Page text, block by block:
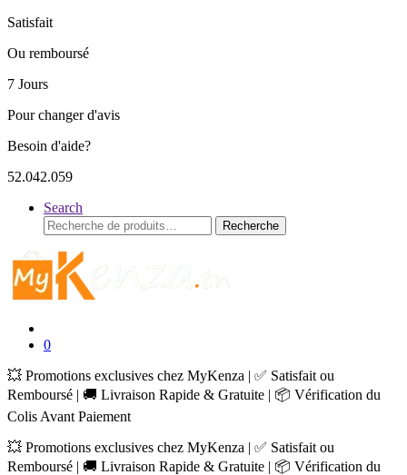
Satisfait
Ou remboursé
7 Jours
Pour changer d'avis
Besoin d'aide?
52.042.059
Search
Recherche
pour :
Recherche
0
💥 Promotions exclusives chez MyKenza | ✅ Satisfait ou
Remboursé | 🚚 Livraison Rapide & Gratuite | 📦 Vérification du
Colis Avant Paiement
💥 Promotions exclusives chez MyKenza | ✅ Satisfait ou
Remboursé | 🚚 Livraison Rapide & Gratuite | 📦 Vérification du